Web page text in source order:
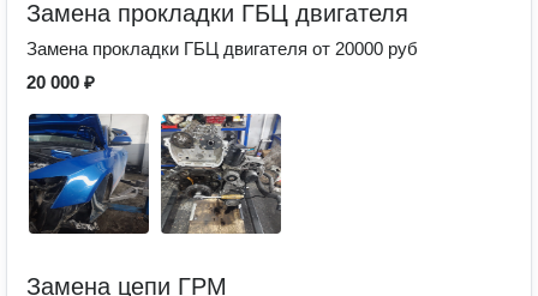
Замена прокладки ГБЦ двигателя
Замена прокладки ГБЦ двигателя от 20000 руб
20 000 ₽
Замена цепи ГРМ